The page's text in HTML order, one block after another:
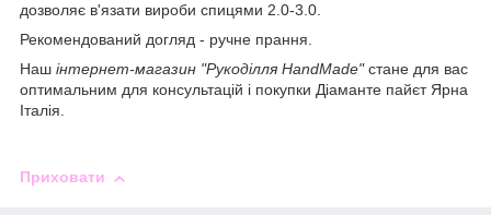
дозволяє в'язати вироби спицями 2.0-3.0.
Рекомендований догляд - ручне прання.
Наш інтернет-магазин "Рукоділля HandMade"стане для вас
оптимальним для консультацій і покупки Діаманте пайєт Ярна
Італія.
Приховати